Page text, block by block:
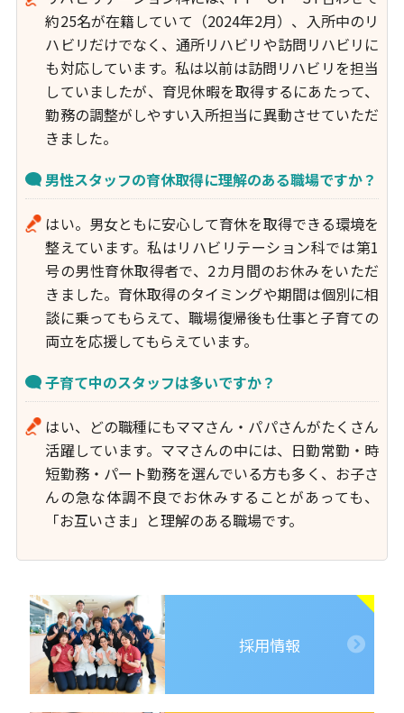
約25名が在籍していて（2024年2月）、入所中のリ
ハビリだけでなく、通所リハビリや訪問リハビリに
も対応しています。私は以前は訪問リハビリを担当
していましたが、育児休暇を取得するにあたって、
勤務の調整がしやすい入所担当に異動させていただ
きました。
男性スタッフの育休取得に理解のある職場ですか？
はい。男女ともに安心して育休を取得できる環境を
整えています。私はリハビリテーション科では第1
号の男性育休取得者で、2カ月間のお休みをいただ
きました。育休取得のタイミングや期間は個別に相
談に乗ってもらえて、職場復帰後も仕事と子育ての
両立を応援してもらえています。
子育て中のスタッフは多いですか？
はい、どの職種にもママさん・パパさんがたくさん
活躍しています。ママさんの中には、日勤常勤・時
短勤務・パート勤務を選んでいる方も多く、お子さ
んの急な体調不良でお休みすることがあっても、
「お互いさま」と理解のある職場です。
採用情報